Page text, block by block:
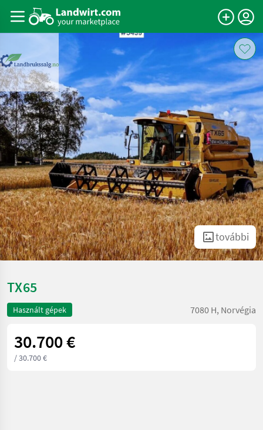
további
TX65
Használt gépek 7080 H, Norvégia
30.700 €
/ 30.700 €